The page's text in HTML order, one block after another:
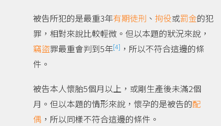
被告所犯的是最重3年有期徒刑 、 拘役或罰金的犯
罪，相對來說比較輕微。但以本題的狀況來說，
竊盜罪最重會判到5年[4] ，所以不符合這邊的條
件。
被告本人懷胎5個月以上，或剛生產後未滿2個
月。但以本題的情形來說，懷孕的是被告的配
偶 ，所以同樣不符合這邊的條件。